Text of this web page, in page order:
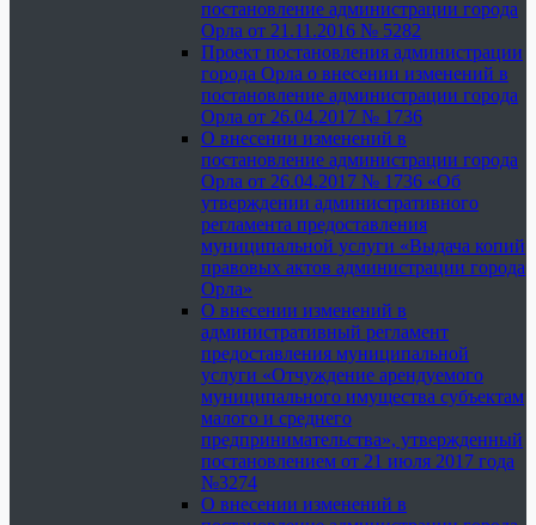
постановление администрации города
Орла от 21.11.2016 № 5282
Проект постановления администрации
города Орла о внесении изменений в
постановление администрации города
Орла от 26.04.2017 № 1736
О внесении изменений в
постановление администрации города
Орла от 26.04.2017 № 1736 «Об
утверждении административного
регламента предоставления
муниципальной услуги «Выдача копий
правовых актов администрации города
Орла»
О внесении изменений в
административный регламент
предоставления муниципальной
услуги «Отчуждение арендуемого
муниципального имущества субъектам
малого и среднего
предпринимательства», утвержденный
постановлением от 21 июля 2017 года
№3274
О внесении изменений в